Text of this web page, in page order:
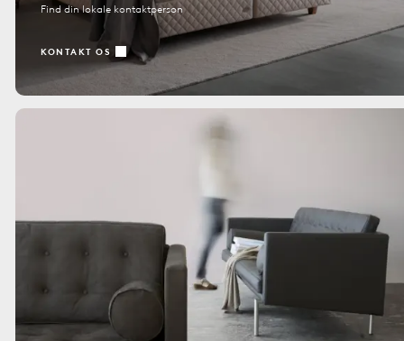
Find din lokale kontaktperson
KONTAKT OS